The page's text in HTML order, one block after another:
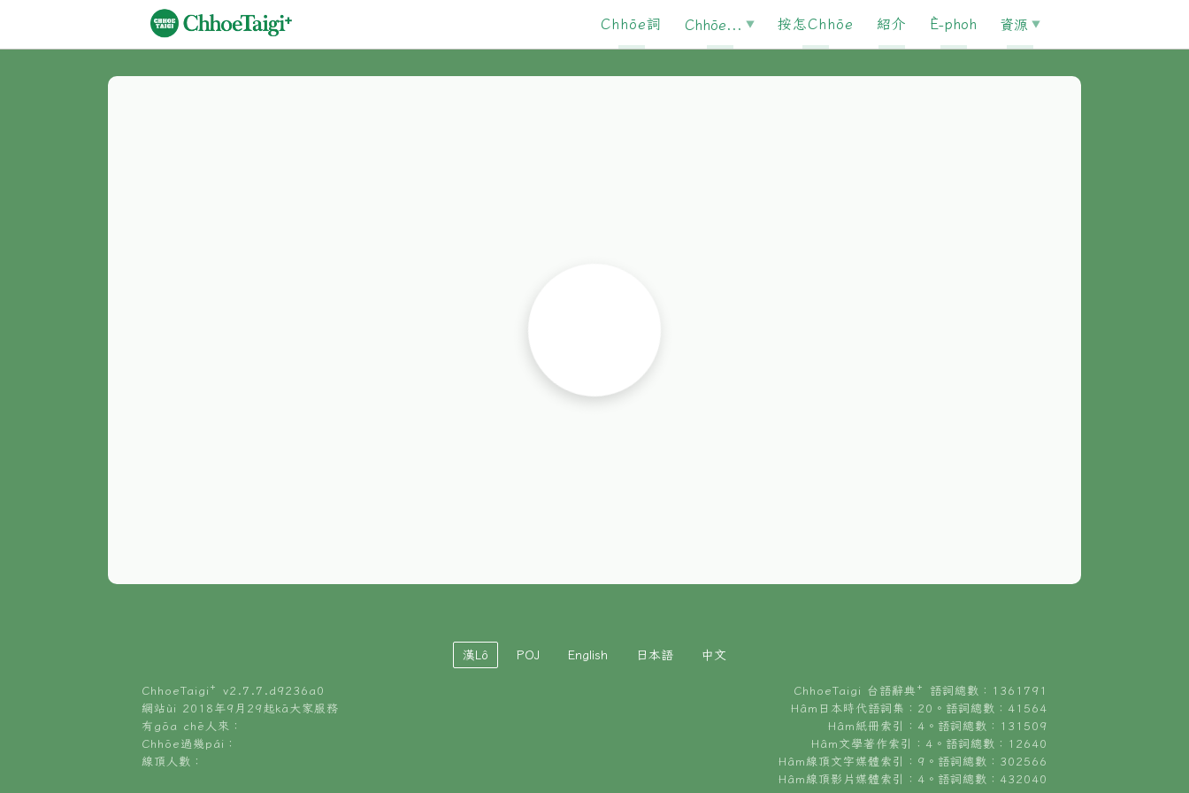
Chhōe詞 Chhōe... 按怎Chhōe 紹介 È-phoh 資源
漢Lô POJ English 日本語 中文
ChhoeTaigi⁺ v2.7.7.d9236a0
網站ùi 2018年9月29起kā大家服務
有gōa chē人來：
Chhōe過幾pái：
線頂人數：
ChhoeTaigi 台語辭典⁺ 語詞總數：1361791
Hâm日本時代語詞集：20。語詞總數：41564
Hâm紙冊索引：4。語詞總數：131509
Hâm文學著作索引：4。語詞總數：12640
Hâm線頂文字媒體索引：9。語詞總數：302566
Hâm線頂影片媒體索引：4。語詞總數：432040